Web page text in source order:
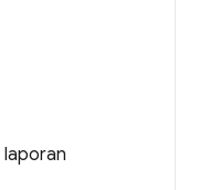
laporan